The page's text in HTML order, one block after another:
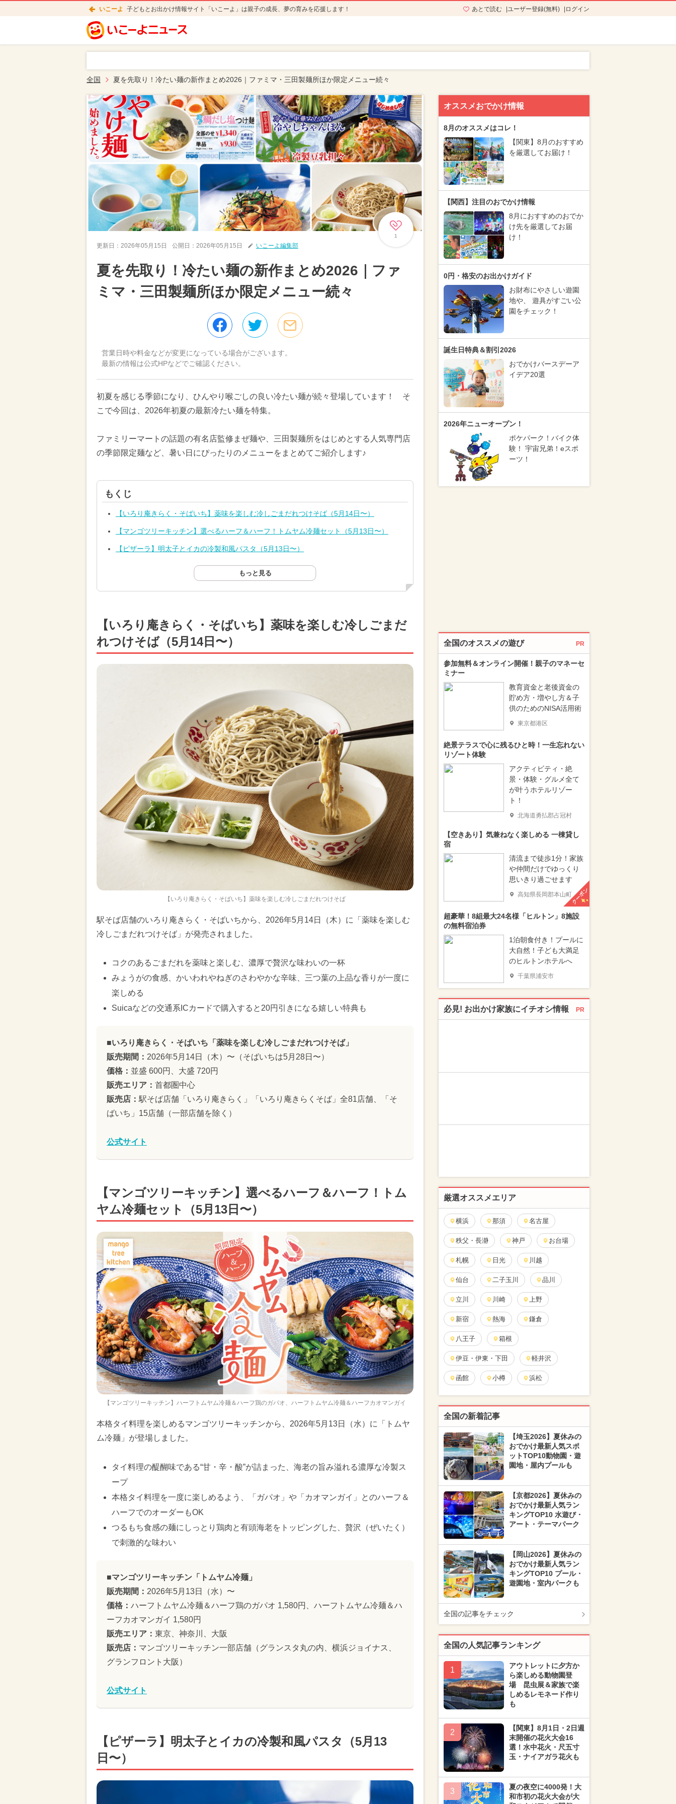
いこーよ 子どもとお出かけ情報サイト「いこーよ」は親子の成長、夢の育みを応援します！ あとで読む ユーザー登録(無料) ログイン
全国 夏を先取り！冷たい麺の新作まとめ2026｜ファミマ・三田製麺所ほか限定メニュー続々
1
更新日： 2026年05月15日 公開日： 2026年05月15日 いこーよ編集部
夏を先取り！冷たい麺の新作まとめ2026｜ファ
ミマ・三田製麺所ほか限定メニュー続々
営業日時や料金などが変更になっている場合がございます。
最新の情報は公式HPなどでご確認ください。
初夏を感じる季節になり、ひんやり喉ごしの良い冷たい麺が続々登場しています！ そ
こで今回は、2026年初夏の最新冷たい麺を特集。
ファミリーマートの話題の有名店監修まぜ麺や、三田製麺所をはじめとする人気専門店
の季節限定麺など、暑い日にぴったりのメニューをまとめてご紹介します♪
もくじ
【いろり庵きらく・そばいち】薬味を楽しむ冷しごまだれつけそば（5月14日〜）
【マンゴツリーキッチン】選べるハーフ＆ハーフ！トムヤム冷麺セット（5月13日〜）
【ピザーラ】明太子とイカの冷製和風パスタ（5月13日〜）
もっと見る
【いろり庵きらく・そばいち】薬味を楽しむ冷しごまだ
れつけそば（5月14日〜）
【いろり庵きらく・そばいち】薬味を楽しむ冷しごまだれつけそば
駅そば店舗のいろり庵きらく・そばいちから、2026年5月14日（木）に「薬味を楽しむ
冷しごまだれつけそば」が発売されました。
コクのあるごまだれを薬味と楽しむ、濃厚で贅沢な味わいの一杯
みょうがの食感、かいわれやねぎのさわやかな辛味、三つ葉の上品な香りが一度に
楽しめる
Suicaなどの交通系ICカードで購入すると20円引きになる嬉しい特典も
■いろり庵きらく・そばいち「薬味を楽しむ冷しごまだれつけそば」
販売期間： 2026年5月14日（木）〜（そばいちは5月28日〜）
価格： 並盛 600円、大盛 720円
販売エリア： 首都圏中心
販売店：駅そば店舗「いろり庵きらく」「いろり庵きらくそば」全81店舗、「そ
ばいち」15店舗（一部店舗を除く）
公式サイト
【マンゴツリーキッチン】選べるハーフ＆ハーフ！トム
ヤム冷麺セット（5月13日〜）
【マンゴツリーキッチン】ハーフトムヤム冷麺＆ハーフ鶏のガパオ、ハーフトムヤム冷麺＆ハーフカオマンガイ
本格タイ料理を楽しめるマンゴツリーキッチンから、2026年5月13日（水）に「トムヤ
ム冷麺」が登場しました。
タイ料理の醍醐味である“甘・辛・酸”が詰まった、海老の旨み溢れる濃厚な冷製ス
ープ
本格タイ料理を一度に楽しめるよう、「ガパオ」や「カオマンガイ」とのハーフ＆
ハーフでのオーダーもOK
つるもち食感の麺にしっとり鶏肉と有頭海老をトッピングした、贅沢（ぜいたく）
で刺激的な味わい
■マンゴツリーキッチン「トムヤム冷麺」
販売期間： 2026年5月13日（水）〜
価格： ハーフトムヤム冷麺＆ハーフ鶏のガパオ 1,580円、ハーフトムヤム冷麺＆ハ
ーフカオマンガイ 1,580円
販売エリア： 東京、神奈川、大阪
販売店： マンゴツリーキッチン一部店舗（グランスタ丸の内、横浜ジョイナス、
グランフロント大阪）
公式サイト
【ピザーラ】明太子とイカの冷製和風パスタ（5月13
日〜）
オススメおでかけ情報
8月のオススメはコレ！
【関東】8月のおすすめ
を厳選してお届け！
【関西】注目のおでかけ情報
8月におすすめのおでか
け先を厳選してお届
け！
0円・格安のお出かけガイド
お財布にやさしい遊園
地や、 遊具がすごい公
園をチェック！
誕生日特典＆割引2026
おでかけバースデーア
イデア20選
2026年ニューオープン！
ポケパーク！バイク体
験！ 宇宙兄弟！eスポ
ーツ！
全国のオススメの遊び PR
参加無料＆オンライン開催！親子のマネーセ
ミナー
教育資金と老後資金の
貯め方・増やし方＆子
供のためのNISA活用術
東京都港区
絶景テラスで心に残るひと時！一生忘れない
リゾート体験
アクティビティ・絶
景・体験・グルメ全て
が叶うホテルリゾー
ト！
北海道勇払郡占冠村
【空きあり】気兼ねなく楽しめる 一棟貸し
宿
清流まで徒歩1分！家族
や仲間だけでゆっくり
思いきり過ごせます
高知県長岡郡本山町クーポン
超豪華！8組最大24名様「ヒルトン」8施設
の無料宿泊券
1泊朝食付き！プールに
大自然！子ども大満足
のヒルトンホテルへ
千葉県浦安市
必見! お出かけ家族にイチオシ情報 PR
厳選オススメエリア
横浜 那須 名古屋
秩父・長瀞 神戸 お台場
札幌 日光 川越
仙台 二子玉川 品川
立川 川崎 上野
新宿 熱海 鎌倉
八王子 箱根
伊豆・伊東・下田 軽井沢
函館 小樽 浜松
全国の新着記事
【埼玉2026】夏休みの
おでかけ最新人気スポ
ットTOP10動物園・遊
園地・屋内プールも
【京都2026】夏休みの
おでかけ最新人気ラン
キングTOP10 水遊び・
アート・テーマパーク
【岡山2026】夏休みの
おでかけ最新人気ラン
キングTOP10 プール・
遊園地・室内パークも
全国の記事をチェック
全国の人気記事ランキング
1
アウトレットに夕方か
ら楽しめる動物園登
場 昆虫展＆家族で楽
しめるレモネード作り
も
2
【関東】8月1日・2日週
末開催の花火大会16
選！水中花火・尺五寸
玉・ナイアガラ花火も
3
夏の夜空に4000発！大
和市初の花火大会が大